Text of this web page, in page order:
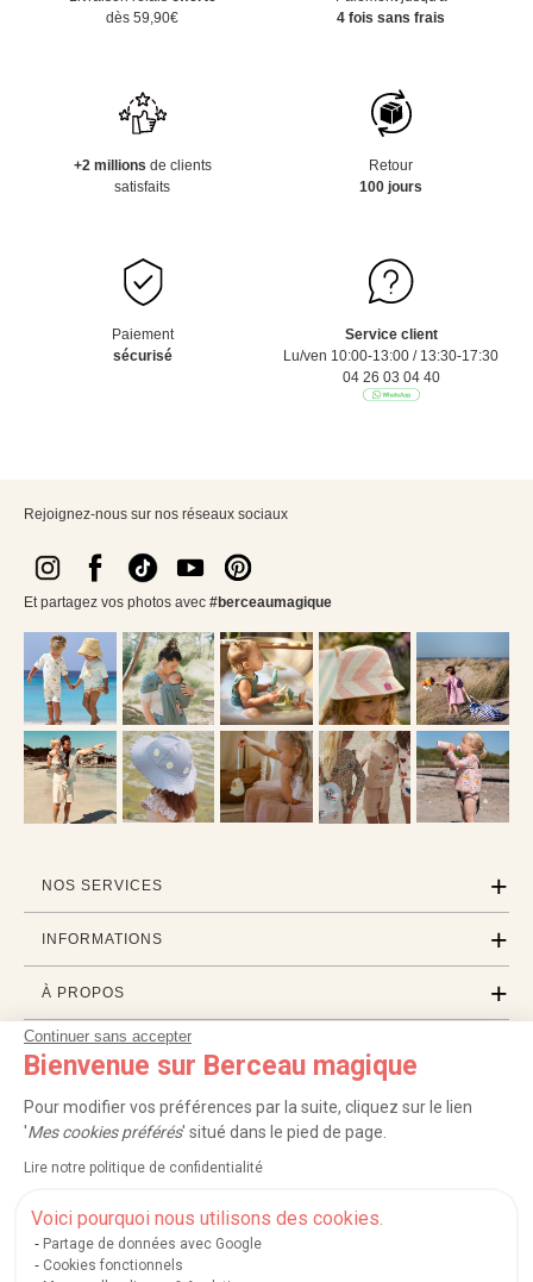
Continuer sans accepter
Bienvenue sur Berceau magique
Pour modifier vos préférences par la suite, cliquez sur le lien
'Mes cookies préférés' situé dans le pied de page.
Lire notre politique de confidentialité
Voici pourquoi nous utilisons des cookies.
Partage de données avec Google
Cookies fonctionnels
dès 59,90€
4 fois sans frais
+2 millions de clients
satisfaits
Retour
100 jours
Paiement
sécurisé
Service client
Lu/ven 10:00-13:00 / 13:30-17:30
04 26 03 04 40
Rejoignez-nous sur nos réseaux sociaux
Et partagez vos photos avec #berceaumagique
NOS SERVICES
INFORMATIONS
À PROPOS
PROFESSIONNELS
LISTES CADEAUX
Service après-vente| FAQ |Rappels de produits|Protection des données
Mentions légales et crédits Conditions générales de ventes